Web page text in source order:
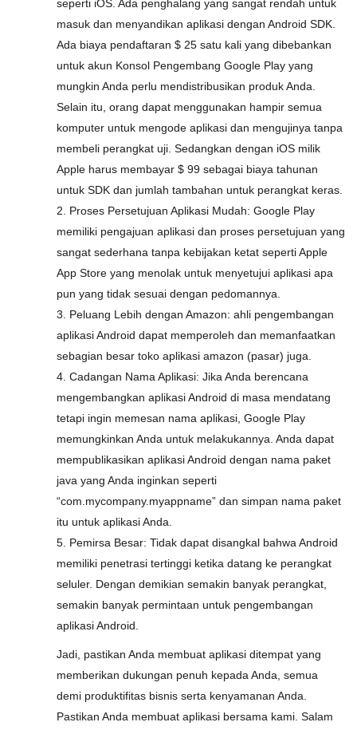
seperti iOS. Ada penghalang yang sangat rendah untuk
masuk dan menyandikan aplikasi dengan Android SDK.
Ada biaya pendaftaran $ 25 satu kali yang dibebankan
untuk akun Konsol Pengembang Google Play yang
mungkin Anda perlu mendistribusikan produk Anda.
Selain itu, orang dapat menggunakan hampir semua
komputer untuk mengode aplikasi dan mengujinya tanpa
membeli perangkat uji. Sedangkan dengan iOS milik
Apple harus membayar $ 99 sebagai biaya tahunan
untuk SDK dan jumlah tambahan untuk perangkat keras.
2. Proses Persetujuan Aplikasi Mudah: Google Play
memiliki pengajuan aplikasi dan proses persetujuan yang
sangat sederhana tanpa kebijakan ketat seperti Apple
App Store yang menolak untuk menyetujui aplikasi apa
pun yang tidak sesuai dengan pedomannya.
3. Peluang Lebih dengan Amazon: ahli pengembangan
aplikasi Android dapat memperoleh dan memanfaatkan
sebagian besar toko aplikasi amazon (pasar) juga.
4. Cadangan Nama Aplikasi: Jika Anda berencana
mengembangkan aplikasi Android di masa mendatang
tetapi ingin memesan nama aplikasi, Google Play
memungkinkan Anda untuk melakukannya. Anda dapat
mempublikasikan aplikasi Android dengan nama paket
java yang Anda inginkan seperti
“com.mycompany.myappname” dan simpan nama paket
itu untuk aplikasi Anda.
5. Pemirsa Besar: Tidak dapat disangkal bahwa Android
memiliki penetrasi tertinggi ketika datang ke perangkat
seluler. Dengan demikian semakin banyak perangkat,
semakin banyak permintaan untuk pengembangan
aplikasi Android.
Jadi, pastikan Anda membuat aplikasi ditempat yang
memberikan dukungan penuh kepada Anda, semua
demi produktifitas bisnis serta kenyamanan Anda.
Pastikan Anda membuat aplikasi bersama kami. Salam